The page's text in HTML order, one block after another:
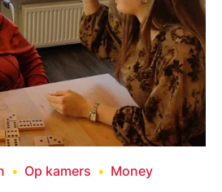
Op kamers Money